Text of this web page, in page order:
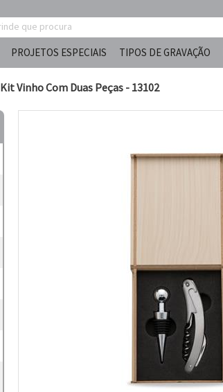
PROJETOS ESPECIAIS TIPOS DE GRAVAÇÃO
Kit Vinho Com Duas Peças - 13102